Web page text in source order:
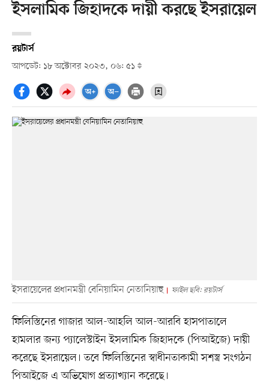
ইসলামিক জিহাদকে দায়ী করছে ইসরায়েল
রয়টার্স
আপডেট: ১৮ অক্টোবর ২০২৩, ০৬: ৫১
ইসরায়েলের প্রধানমন্ত্রী বেনিয়ামিন নেতানিয়াহু ফাইল ছবি: রয়টার্স
ফিলিস্তিনের গাজার আল-আহলি আল-আরবি হাসপাতালে
হামলার জন্য প্যালেস্টাইন ইসলামিক জিহাদকে (পিআইজে) দায়ী
করেছে ইসরায়েল। তবে ফিলিস্তিনের স্বাধীনতাকামী সশস্ত্র সংগঠন
পিআইজে এ অভিযোগ প্রত্যাখ্যান করেছে।